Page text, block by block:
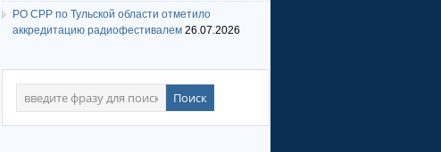
РО СРР по Тульской области отметило
аккредитацию радиофестивалем 26.07.2026